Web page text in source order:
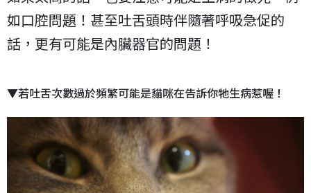
如口腔問題！甚至吐舌頭時伴隨著呼吸急促的
話，更有可能是內臟器官的問題！
▼若吐舌次數過於頻繁可能是貓咪在告訴你牠生病惹喔！